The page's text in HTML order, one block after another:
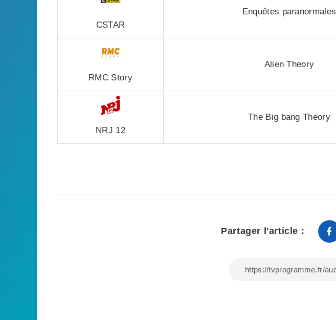
CSTAR
Enquêtes paranormales
RMC Story
Alien Theory
NRJ 12
The Big bang Theory
Partager l'article :